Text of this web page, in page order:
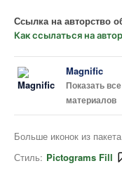
Ссылка на авторство
Как ссылаться на
Magnific
Показать
материалов
Больше иконок из пакета
Стиль: Pictograms Fill